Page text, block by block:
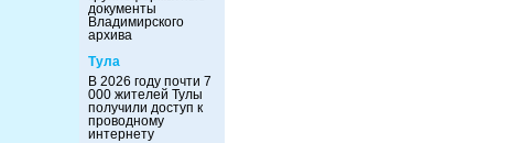
документы
Владимирского
архива
Тула
В 2026 году почти 7
000 жителей Тулы
получили доступ к
проводному
интернету